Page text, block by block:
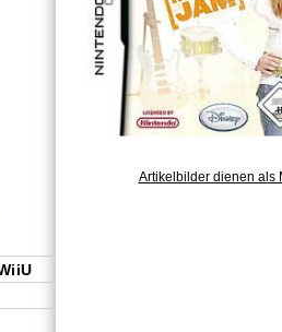
Artikelbilder dienen als